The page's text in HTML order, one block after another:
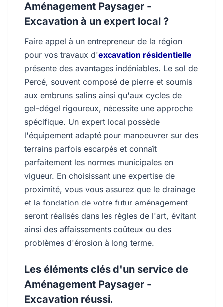
Aménagement Paysager -
Excavation à un expert local ?
Faire appel à un entrepreneur de la région
pour vos travaux d'excavation résidentielle
présente des avantages indéniables. Le sol de
Percé, souvent composé de pierre et soumis
aux embruns salins ainsi qu'aux cycles de
gel-dégel rigoureux, nécessite une approche
spécifique. Un expert local possède
l'équipement adapté pour manoeuvrer sur des
terrains parfois escarpés et connaît
parfaitement les normes municipales en
vigueur. En choisissant une expertise de
proximité, vous vous assurez que le drainage
et la fondation de votre futur aménagement
seront réalisés dans les règles de l'art, évitant
ainsi des affaissements coûteux ou des
problèmes d'érosion à long terme.
Les éléments clés d'un service de
Aménagement Paysager -
Excavation réussi.